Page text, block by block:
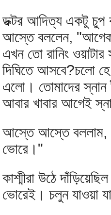
ডক্টর আদিত্য একটু চুপ
আস্তে বললেন,
এখন তো রানিং
দিঘিতে আসবে?চলো
এলো। তোমাদের স্নান
আবার খাবার আগেই
আস্তে আস্তে বললাম,
ভোরে।"
কাশ্মীরা উঠে
ভোরেই। চলুন যাওয়া